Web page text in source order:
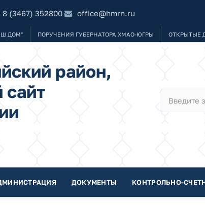
8 (3467) 352800 office@hmrn.ru
ДОМ" ПОРУЧЕНИЯ ГУБЕРНАТОРА ХМАО-ЮГРЫ ОТКРЫТЫЕ
район,
ДОКУМЕНТЫ КОНТРОЛЬНО-